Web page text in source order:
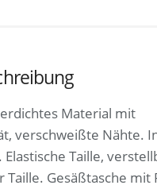
Material mit
verschweißte Nähte.
Taille,
Taille. Gesäßtasche mit